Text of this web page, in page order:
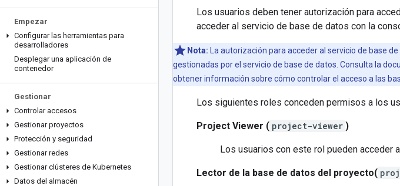
Empezar
Configurar las herramientas para
desarrolladores
Desplegar una aplicación de
contenedor
Gestionar
Controlar accesos
Gestionar proyectos
Protección y seguridad
Gestionar redes
Gestionar clústeres de Kubernetes
Datos del almacén
Los usuarios deben tener autorización para
acceder al servicio de base de datos con la
Nota: La autorización para acceder al servicio de base
gestionadas por el servicio de base de datos. Consulta la
obtener información sobre cómo controlar el acceso a las
Los siguientes roles conceden permisos a los
Project Viewer ( project-viewer )
Los usuarios con este rol pueden acceder
Lector de la base de datos del proyecto(